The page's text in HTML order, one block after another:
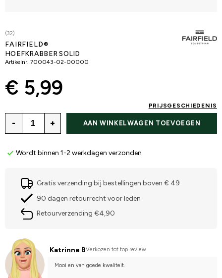
(32)
FAIRFIELD®
HOEFKRABBER SOLID
Artikelnr. 700043-02-00000
€ 5,99
PRIJSGESCHIEDENIS
- + AAN WINKELWAGEN TOEVOEGEN
Wordt binnen 1-2 werkdagen verzonden
Gratis verzending bij bestellingen boven € 49
90 dagen retourrecht voor leden
Retourverzending €4,90
Katrinne BVerkozen tot top review
Mooi en van goede kwaliteit.